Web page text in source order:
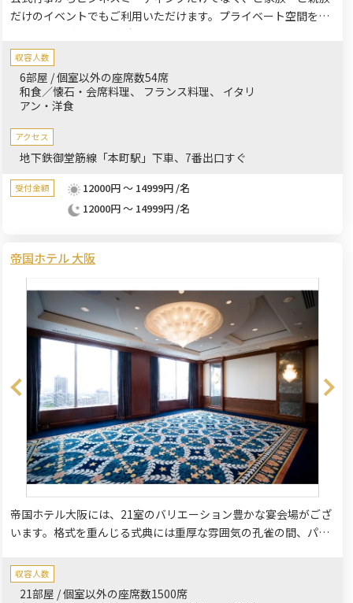
だけのイベントでもご利用いただけます。プライベート空間を保
てる個室のご用意もございます。お客様の期待を超える伝統のお
もてなしをご提供します。
収容人数
6部屋 / 個室以外の座席数54席
和食／懐石・会席料理
フランス料理
イタリ
アン・洋食
アクセス
地下鉄御堂筋線「本町駅」下車、7番出口すぐ
受付金額
12000円 ～ 14999円 /名
12000円 ～ 14999円 /名
帝国ホテル 大阪
帝国ホテル大阪には、21室のバリエーション豊かな宴会場がござ
います。格式を重んじる式典には重厚な雰囲気の孔雀の間、パー
ケットはいかがでしょうか。
収容人数
21部屋 / 個室以外の座席数1500席